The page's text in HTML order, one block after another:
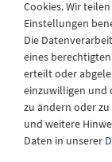
Samstags
08:30 bis 12:30
Cookies. Wir
Einstellungen
Die
eines
erteilt oder
einzuwilligen und
zu ändern oder
und weitere
Daten in unserer